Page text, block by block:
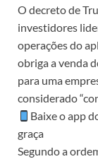
O decreto de
investidores
operações do
obriga a venda
para uma
considerado
Baixe o app
graça
Segundo a